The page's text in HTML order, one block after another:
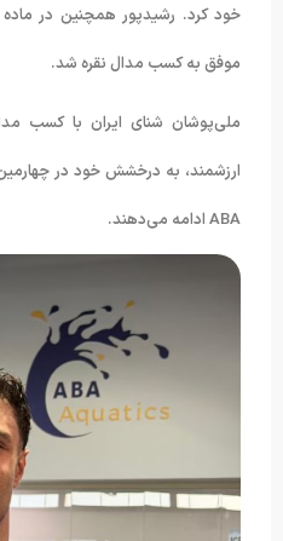
موفق به کسب مدال نقره شد.
ملی‌پوشان شنای ایران با کسب
ارزشمند، به درخشش خود در
ABA ادامه می‌دهند.